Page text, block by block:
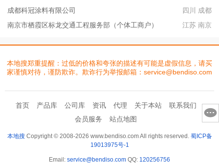
成都科冠涂料有限公司
四川 成都
南京市栖霞区标龙交通工程服务部（个体工商户）
江苏 南京
本地搜郑重提醒：过低的价格和夸张的描述有可能是虚假信息，请买
家谨慎对待，谨防欺诈。欺诈行为举报邮箱：service@bendiso.com
首页 产品库 公司库 资讯 代理 关于本站
联系我们
会员服务
站点地图
本地搜 Copyright © 2008-2026 www.bendiso.com All rights reserved. 蜀ICP备
19013975号-1
Email: service@bendiso.com QQ: 120256756